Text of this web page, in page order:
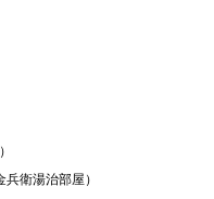
衛湯治部屋）